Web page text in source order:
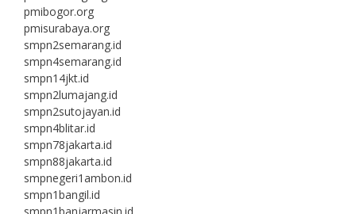
pmibogor.org
pmisurabaya.org
smpn2semarang.id
smpn4semarang.id
smpn14jkt.id
smpn2lumajang.id
smpn2sutojayan.id
smpn4blitar.id
smpn78jakarta.id
smpn88jakarta.id
smpnegeri1ambon.id
smpn1bangil.id